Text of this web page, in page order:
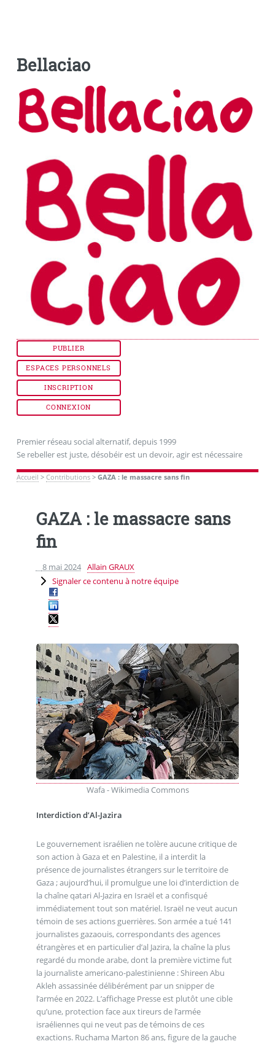
Bellaciao
PUBLIER
ESPACES PERSONNELS
INSCRIPTION
CONNEXION
Premier réseau social alternatif, depuis 1999
Se rebeller est juste, désobéir est un devoir, agir est nécessaire
Accueil > Contributions> GAZA : le massacre sans fin
GAZA : le massacre sans
fin
8 mai 2024 Allain GRAUX
Signaler ce contenu à notre équipe
Wafa - Wikimedia Commons
Interdiction d’Al-Jazira
Le gouvernement israélien ne tolère aucune critique de
son action à Gaza et en Palestine, il a interdit la
présence de journalistes étrangers sur le territoire de
Gaza ; aujourd’hui, il promulgue une loi d’interdiction de
la chaîne qatari Al-Jazira en Israël et a confisqué
immédiatement tout son matériel. Israël ne veut aucun
témoin de ses actions guerrières. Son armée a tué 141
journalistes gazaouis, correspondants des agences
étrangères et en particulier d’al Jazira, la chaîne la plus
regardé du monde arabe, dont la première victime fut
la journaliste americano-palestinienne : Shireen Abu
Akleh assassinée délibérément par un snipper de
l’armée en 2022. L’affichage Presse est plutôt une cible
qu’une, protection face aux tireurs de l’armée
israéliennes qui ne veut pas de témoins de ces
exactions. Ruchama Marton 86 ans, figure de la gauche